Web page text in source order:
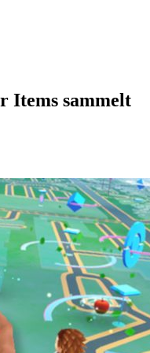
Items sammelt